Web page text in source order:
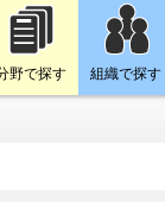
野で探す 組織で探す